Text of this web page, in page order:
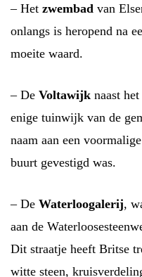
– Het zwembad van
onlangs is heropend na
moeite waard.
– De Voltawijk naast
enige tuinwijk van de
naam aan een
buurt gevestigd was.
– De Waterloogalerij,
aan de
Dit straatje heeft Britse
witte steen,